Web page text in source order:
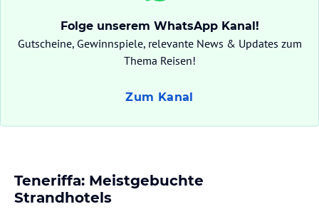
Folge unserem WhatsApp Kanal!
Gutscheine, Gewinnspiele, relevante News & Updates zum
Thema Reisen!
Zum Kanal
Teneriffa: Meistgebuchte
Strandhotels